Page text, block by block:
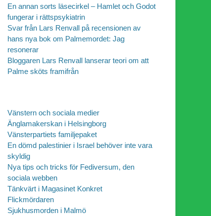
En annan sorts läsecirkel – Hamlet och Godot
fungerar i rättspsykiatrin
Svar från Lars Renvall på recensionen av
hans nya bok om Palmemordet: Jag
resonerar
Bloggaren Lars Renvall lanserar teori om att
Palme sköts framifrån
Vänstern och sociala medier
Änglamakerskan i Helsingborg
Vänsterpartiets familjepaket
En dömd palestinier i Israel behöver inte vara
skyldig
Nya tips och tricks för Fediversum, den
sociala webben
Tänkvärt i Magasinet Konkret
Flickmördaren
Sjukhusmorden i Malmö